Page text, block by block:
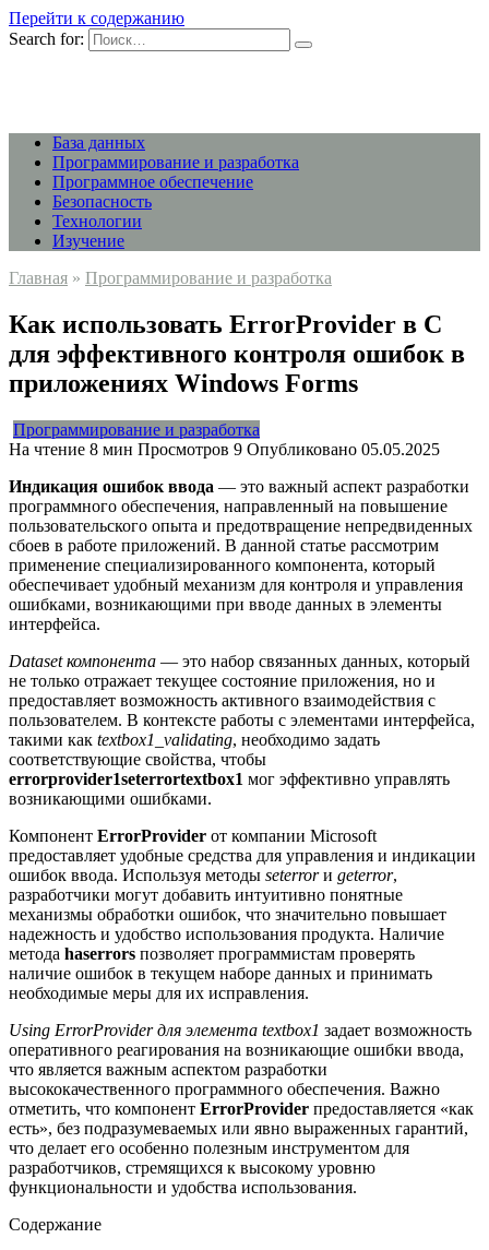
Перейти к содержанию
Search for:
База данных
Программирование и разработка
Программное обеспечение
Безопасность
Технологии
Изучение
Главная » Программирование и разработка
Как использовать ErrorProvider в C
для эффективного контроля ошибок в
приложениях Windows Forms
Программирование и разработка
На чтение 8 мин Просмотров 9 Опубликовано 05.05.2025
Индикация ошибок ввода — это важный аспект разработки
программного обеспечения, направленный на повышение
пользовательского опыта и предотвращение непредвиденных
сбоев в работе приложений. В данной статье рассмотрим
применение специализированного компонента, который
обеспечивает удобный механизм для контроля и управления
ошибками, возникающими при вводе данных в элементы
интерфейса.
Dataset компонента — это набор связанных данных, который
не только отражает текущее состояние приложения, но и
предоставляет возможность активного взаимодействия с
пользователем. В контексте работы с элементами интерфейса,
такими как textbox1_validating, необходимо задать
соответствующие свойства, чтобы
errorprovider1seterrortextbox1 мог эффективно управлять
возникающими ошибками.
Компонент ErrorProvider от компании Microsoft
предоставляет удобные средства для управления и индикации
ошибок ввода. Используя методы seterrorи geterror,
разработчики могут добавить интуитивно понятные
механизмы обработки ошибок, что значительно повышает
надежность и удобство использования продукта. Наличие
метода haserrors позволяет программистам проверять
наличие ошибок в текущем наборе данных и принимать
необходимые меры для их исправления.
Using ErrorProvider для элемента textbox1 задает возможность
оперативного реагирования на возникающие ошибки ввода,
что является важным аспектом разработки
высококачественного программного обеспечения. Важно
отметить, что компонент ErrorProvider предоставляется «как
есть», без подразумеваемых или явно выраженных гарантий,
что делает его особенно полезным инструментом для
разработчиков, стремящихся к высокому уровню
функциональности и удобства использования.
Содержание